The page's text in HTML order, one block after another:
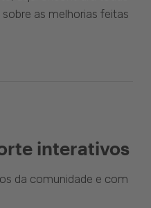
as melhorias feitas
interativos
da comunidade e com